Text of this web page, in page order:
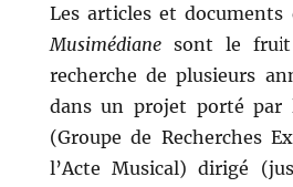
Les articles et documents
Musimédianesont le fruit
recherche de plusieurs
dans un projet porté par
(Groupe de Recherches
l’Acte Musical) dirigé